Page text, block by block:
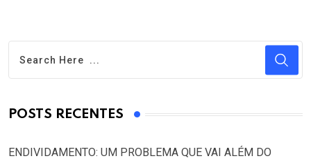
POSTS RECENTES
ENDIVIDAMENTO: UM PROBLEMA QUE VAI ALÉM DO